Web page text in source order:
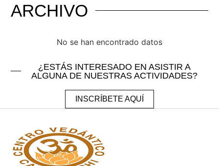
ARCHIVO
No se han encontrado datos
¿ESTÁS INTERESADO EN ASISTIR A
ALGUNA DE NUESTRAS ACTIVIDADES?
INSCRÍBETE AQUÍ